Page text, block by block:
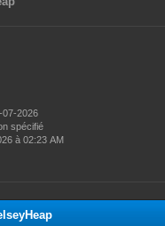
07-2026
spécifié
à 02:23 AM